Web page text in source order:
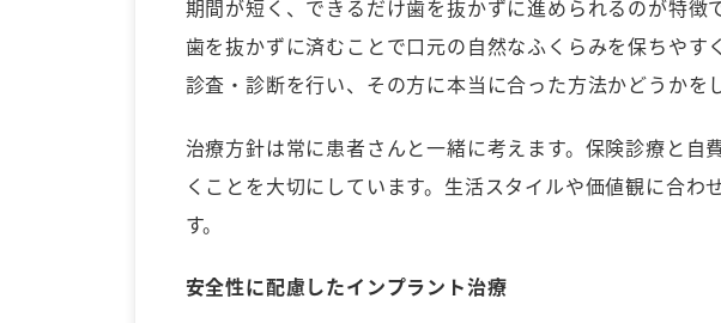
期間が短く、できるだけ歯を抜かずに進められるのが特徴で
歯を抜かずに済むことで口元の自然なふくらみを保ちや
診査・診断を行い、その方に本当に合った方法かどうかを
治療方針は常に患者さんと一緒に考えます。保険診療と
くことを大切にしています。生活スタイルや価値観に合
す。
安全性に配慮したインプラント治療